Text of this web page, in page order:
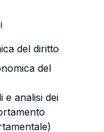
del diritto
del
e analisi dei